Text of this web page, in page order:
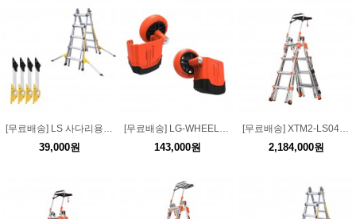
[무료배송] LS 사다리용 악세서리 부속품 접이식 전도방지대(미니)
39,000원
[무료배송] LG-WHEEL-AC LG용 이동롤러 악세사리 (XTR용)
143,000원
[무료배송] XTM2-LS04 XTM 2.0 LS 4단 사다리
2,184,000원